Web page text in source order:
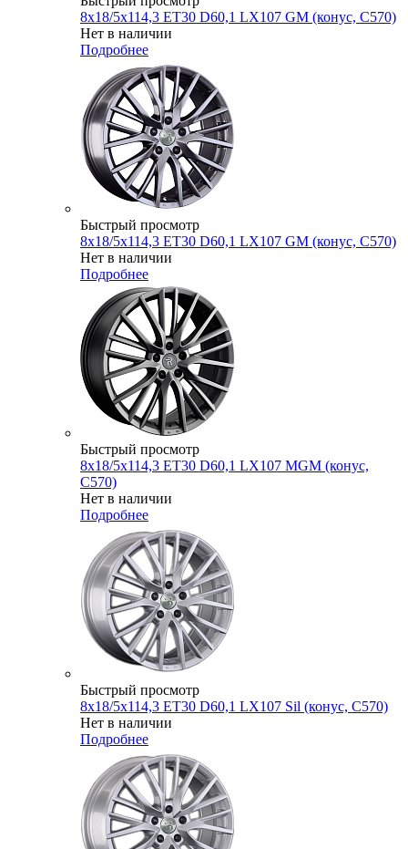
8x18/5x114,3 ET30 D60,1 LX107 GM (конус, C570)
Нет в наличии
Подробнее
Быстрый просмотр
8x18/5x114,3 ET30 D60,1 LX107 GM (конус, C570)
Нет в наличии
Подробнее
Быстрый просмотр
8x18/5x114,3 ET30 D60,1 LX107 MGM (конус,
C570)
Нет в наличии
Подробнее
Быстрый просмотр
8x18/5x114,3 ET30 D60,1 LX107 Sil (конус, C570)
Нет в наличии
Подробнее